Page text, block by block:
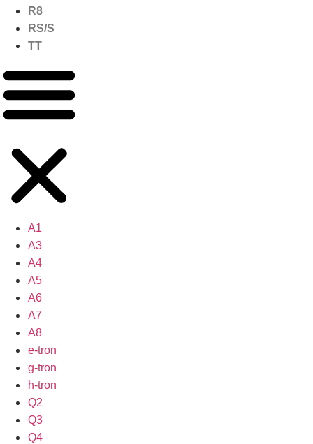
R8
RS/S
TT
A1
A3
A4
A5
A6
A7
A8
e-tron
g-tron
h-tron
Q2
Q3
Q4